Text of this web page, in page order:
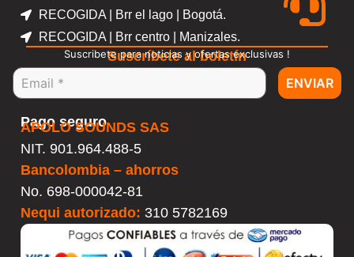
RECOGIDA | Brr el lago | Bogotá.
RECOGIDA | Brr centro | Manizales.
Suscríbete al boletín
Suscribete para noticias y ofertas exclusivas !
ENVIAR
Pago seguro
APOLO SOUNDS SAS
NIT. 901.964.488-5
Bancolombia – ahorros
No. 698-000042-81
Nequi autorizado: 310 5782169